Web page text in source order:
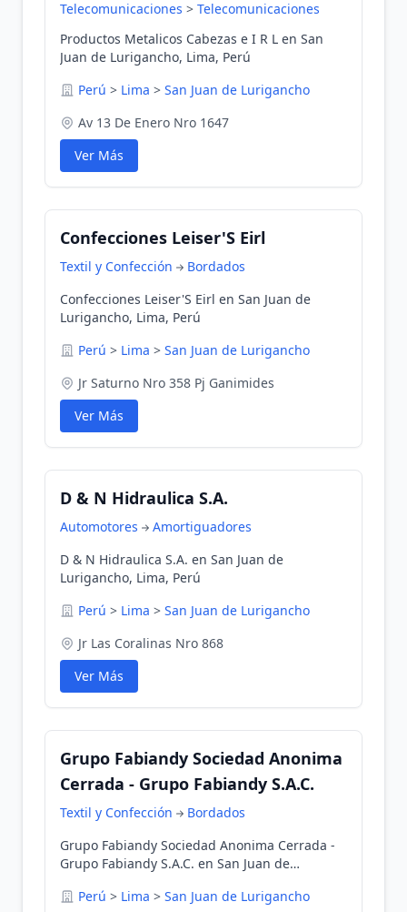
Telecomunicaciones > Telecomunicaciones
Productos Metalicos Cabezas e I R L en San
Juan de Lurigancho, Lima, Perú
Perú > Lima > San Juan de Lurigancho
Av 13 De Enero Nro 1647
Ver Más
Confecciones Leiser'S Eirl
Textil y Confección
Bordados
Confecciones Leiser'S Eirl en San Juan de
Lurigancho, Lima, Perú
Perú > Lima > San Juan de Lurigancho
Jr Saturno Nro 358 Pj Ganimides
Ver Más
D & N Hidraulica S.A.
Automotores
Amortiguadores
D & N Hidraulica S.A. en San Juan de
Lurigancho, Lima, Perú
Perú > Lima > San Juan de Lurigancho
Jr Las Coralinas Nro 868
Ver Más
Grupo Fabiandy Sociedad Anonima
Cerrada - Grupo Fabiandy S.A.C.
Textil y Confección
Bordados
Grupo Fabiandy Sociedad Anonima Cerrada -
Grupo Fabiandy S.A.C. en San Juan de
Perú > Lima > San Juan de Lurigancho